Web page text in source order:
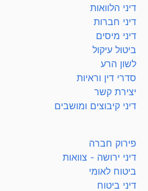
דיני הלוואות
דיני חברות
דיני מיסים
ביטול עיקול
לשון הרע
סדרי דין וראיות
יצירת קשר
דיני קיבוצים ומושבים
פירוק חברה
דיני ירושה - צוואות
ביטוח לאומי
דיני ביטוח